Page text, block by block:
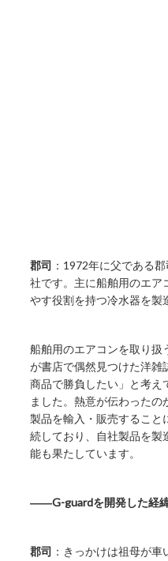
郡司 ：1972年に父である
社です。主に船舶用のエア
やす役割を持つ冷水器を製
船舶用のエアコンを取り扱
が書店で偶然見つけた洋雑
商品で勝負したい」と考え
ました。熱意が伝わった
製品を輸入・販売すること
続しており、自社製品を製
能も果たしています。
――G-guardを開発した経緯
郡司 ：きっかけは祖母が